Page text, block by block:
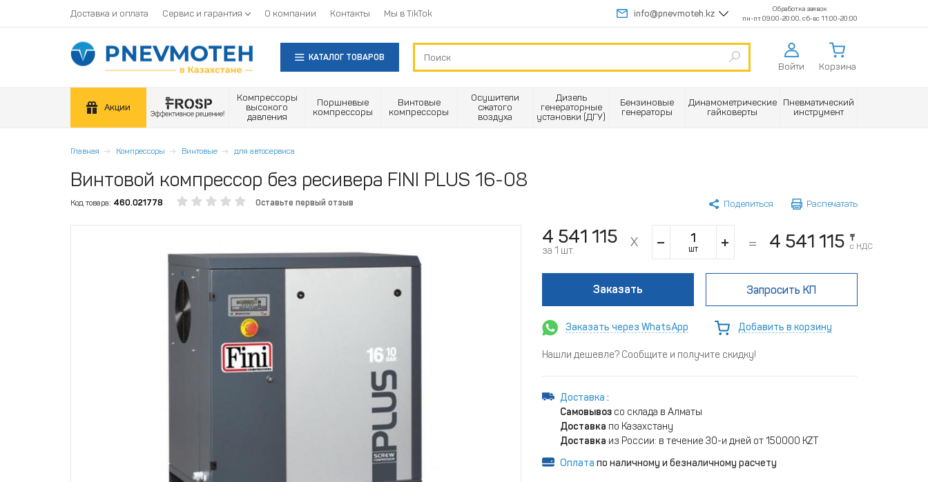
Доставка и оплата Сервис и гарантия О компании Контакты Мы в TikTok info@pnevmoteh.kz
Обработка заявок
пн-пт 09:00-20:00, сб-вс 11:00-20:00
КАТАЛОГ ТОВАРОВ
Войти Корзина
Акции
Компрессоры
высокого
давления
Поршневые
компрессоры
Винтовые
компрессоры
Осушители
сжатого
воздуха
Дизель
генераторные
установки (ДГУ)
Бензиновые
генераторы
Динамометрические
гайковерты
Пневматический
инструмент
Главная Компрессоры Винтовые для автосервиса
Винтовой компрессор без ресивера FINI PLUS 16-08
Код товара: 460.021778 Оставьте первый отзыв Поделиться Распечатать
4 541 115
за 1 шт. шт 4 541 115
₸
с НДС
Заказать Запросить КП
Заказать через WhatsApp Добавить в корзину
Нашли дешевле? Сообщите и получите скидку!
Доставка :
Самовывозсо склада в Алматы
Доставка по Казахстану
Доставка из России: в течение 30-и дней от 150000 KZT
Оплата по наличному и безналичному расчету